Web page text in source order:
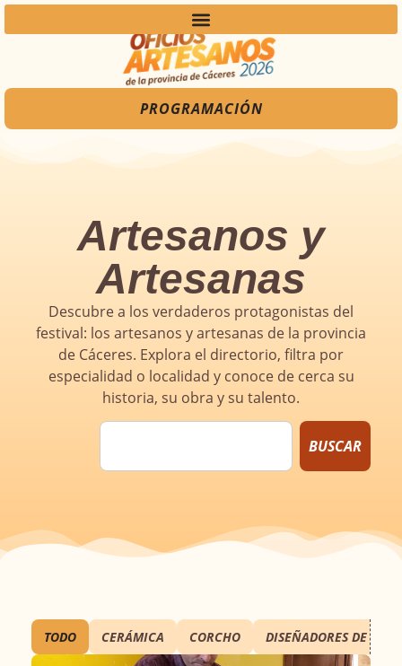
PROGRAMACIÓN
Artesanos y
Artesanas
Descubre a los verdaderos protagonistas del
festival: los artesanos y artesanas de la provincia
de Cáceres. Explora el directorio, filtra por
especialidad o localidad y conoce de cerca su
historia, su obra y su talento.
BUSCAR
CERÁMICA CORCHO DISEÑADORES DE
TODO